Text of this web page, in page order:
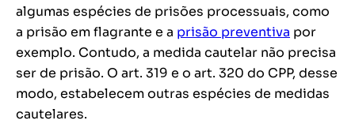
algumas espécies de prisões processuais, como
a prisão em flagrante e a prisão preventiva por
exemplo. Contudo, a medida cautelar não precisa
ser de prisão. O art. 319 e o art. 320 do CPP, desse
modo, estabelecem outras espécies de medidas
cautelares.